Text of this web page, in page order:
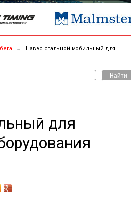
→
Навес стальной мобильный для
Найти
для